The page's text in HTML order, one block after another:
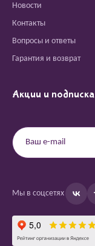
Новости
Контакты
Вопросы и ответы
Гарантия и возврат
Акции и подписка
Мы в соцсетях